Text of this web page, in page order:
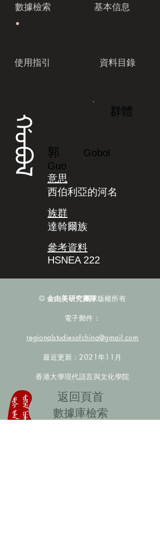
數據檢索 基本信息
使用指引 資料目錄
ᡤᠣᠪᠣᠯ
群體
郭
Gobol
Guo
意思
西伯利亞的河名
族群
達斡爾族
參考資料
HSNEA 222
© 金由美研究團隊版權所有
電子郵件：
regionalstudiesofchina@gmail.com
最近更新：2021年11月
香港大學現代語言與文化學院
​返回頁首
數據庫檢索